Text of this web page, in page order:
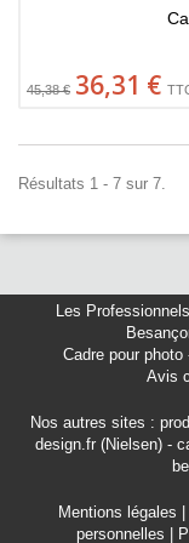
45,38 € 36,31 €
Résultats 1 - 7 sur 7.
Les
Cadre pour photo
Avis
Nos autres sites :
design.fr (Nielsen) -
Mentions légales
personnelles |